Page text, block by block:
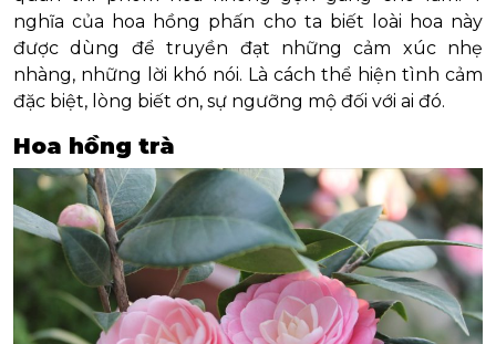
nghĩa của hoa hồng phấn cho ta biết loài hoa này
được dùng để truyền đạt những cảm xúc nhẹ
nhàng, những lời khó nói. Là cách thể hiện tình cảm
đặc biệt, lòng biết ơn, sự ngưỡng mộ đối với ai đó.
Hoa hồng trà